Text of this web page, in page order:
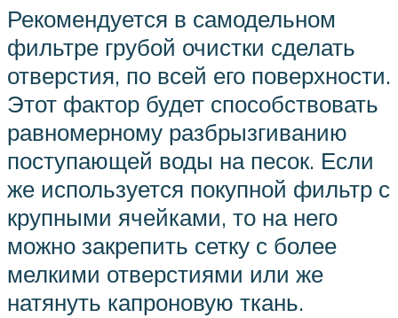
Рекомендуется в самодельном
фильтре грубой очистки сделать
отверстия, по всей его поверхности.
Этот фактор будет способствовать
равномерному разбрызгиванию
поступающей воды на песок. Если
же используется покупной фильтр с
крупными ячейками, то на него
можно закрепить сетку с более
мелкими отверстиями или же
натянуть капроновую ткань.